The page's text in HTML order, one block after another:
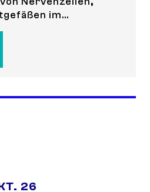
im...
26